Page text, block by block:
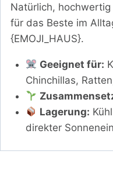
Natürlich,
für das Beste im
{EMOJI_HAUS}.
Geeignet für:
Chinchillas,
Lagerung:
direkter